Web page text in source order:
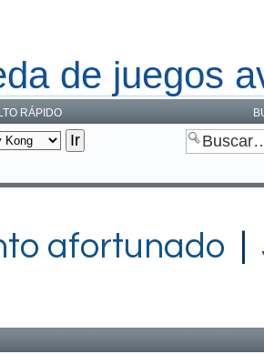
de juegos
RÁPIDO
afortunado